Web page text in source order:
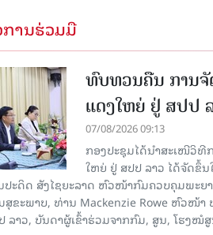
ການຮ່ວມມື
ທົບທວນຄືນ ການຈັ
ແດງໃຫຍ່ ຢູ່ ສປປ
07/08/2026 09:13
ກອງປະຊຸມໄດ້ນຳສະເໜີວິ
ໃຫຍ່ ຢູ່ ສປປ ລາວ ໄດ້ຈັດຂຶ້
ະດິດ ສັງໄຊຍະລາດ ຫົວໜ້າກົມຄວບຄຸມພະ
ມສຸຂະພາບ, ທ່ານ Mackenzie Rowe ຫົວ
ປ ລາວ, ບັນດາຜູ້ເຂົ້າຮ່ວມຈາກກົມ, ສູນ, ໂຮງ